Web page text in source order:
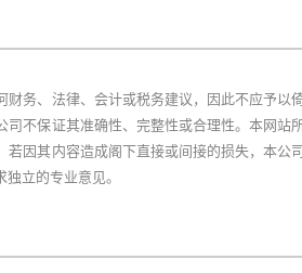
务、法律、会计或税务建议，因此不应予以
不保证其准确性、完整性或合理性。本网站
因其内容造成阁下直接或间接的损失，本公
立的专业意见。